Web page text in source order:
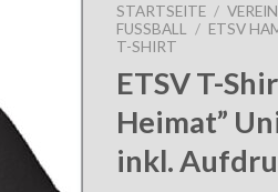
STARTSEITE /
FUSSBALL
/ ETSV
T-SHIRT
ETSV T-
Heimat”
inkl.